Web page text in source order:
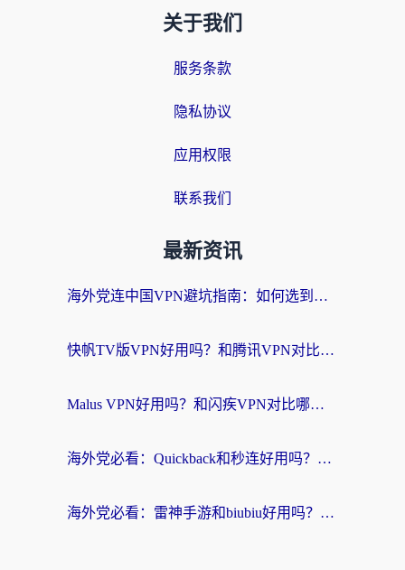
关于我们
服务条款
隐私协议
应用权限
联系我们
最新资讯
海外党连中国VPN避坑指南：如何选到真正能无缝刷国内资源的加速器？
快帆TV版VPN好用吗？和腾讯VPN对比哪个回国效果更好？海外党必看的真实体验指南
Malus VPN好用吗？和闪疾VPN对比哪个回国效果更好？海外华人的实用避坑指南
海外党必看：Quickback和秒连好用吗？3步选对回国加速器，无缝刷国内资源
海外党必看：雷神手游和biubiu好用吗？3招选对回国加速器无缝刷国内资源